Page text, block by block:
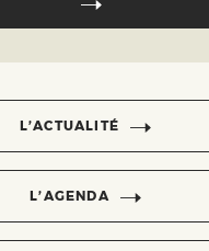
L’ACTUALITÉ
L’AGENDA